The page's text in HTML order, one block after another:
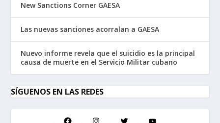
New Sanctions Corner GAESA
Las nuevas sanciones acorralan a GAESA
Nuevo informe revela que el suicidio es la principal
causa de muerte en el Servicio Militar cubano
SÍGUENOS EN LAS REDES